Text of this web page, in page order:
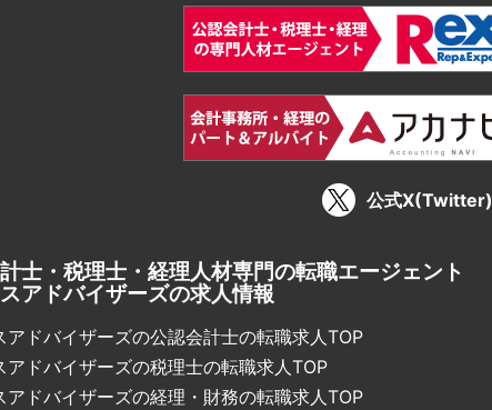
公式X(Twitter)
士・税理士・経理人材専門の転職エージェント
アドバイザーズの求人情報
アドバイザーズの公認会計士の転職求人TOP
アドバイザーズの税理士の転職求人TOP
アドバイザーズの経理・財務の転職求人TOP